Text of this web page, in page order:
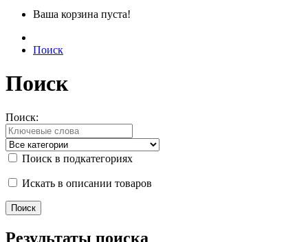
Ваша корзина пуста!
Поиск
Поиск
Поиск:
Поиск в подкатегориях
Искать в описании товаров
Результаты поиска